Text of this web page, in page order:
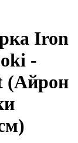
Iron
-
(Айрон